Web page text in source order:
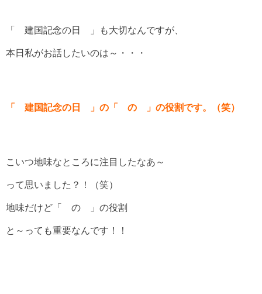
「 建国記念の日 」も大切なんですが、
本日私がお話したいのは～・・・
「 建国記念の日 」の「 の 」の役割です。（笑）
こいつ地味なところに注目したなあ～
って思いました？！（笑）
地味だけど「 の 」の役割
と～っても重要なんです！！